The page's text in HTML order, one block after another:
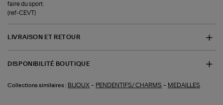
faire du sport.
(ref-CEVT)
LIVRAISON ET RETOUR
DISPONIBILITÉ BOUTIQUE
Collections similaires : BIJOUX - PENDENTIFS/ CHARMS - MEDAILLES